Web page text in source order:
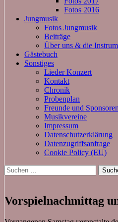
Fotos 2016
Jungmusik
Fotos Jungmusik
Beiträge
Über uns & die
Gästebuch
Sonstiges
Lieder Konzert
Kontakt
Chronik
Probenplan
Freunde und Sponsoren
Musikvereine
Impressum
Datenschutzerklärung
Datenzugriffsanfrage
Cookie Policy (EU)
Suchen
nach:
Vorspielnachmittag